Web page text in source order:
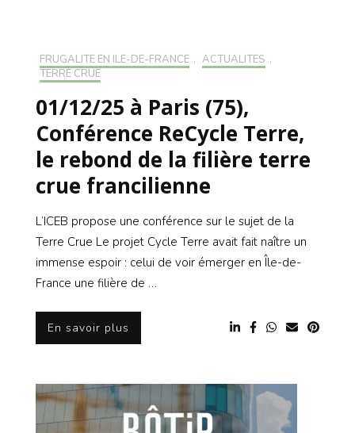
FRUGALITÉ EN ILE-DE-FRANCE , ACTUALITÉS ,
TERRE CRUE
01/12/25 à Paris (75),
Conférence ReCycle Terre,
le rebond de la filière terre
crue francilienne
L’ICEB propose une conférence sur le sujet de la
Terre Crue Le projet Cycle Terre avait fait naître un
immense espoir : celui de voir émerger en Île-de-
France une filière de …
En savoir plus